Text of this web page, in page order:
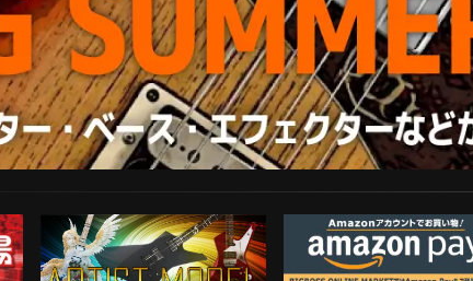
ARTIST MODEL Amazon Pay
Instagram 歓迎工臨